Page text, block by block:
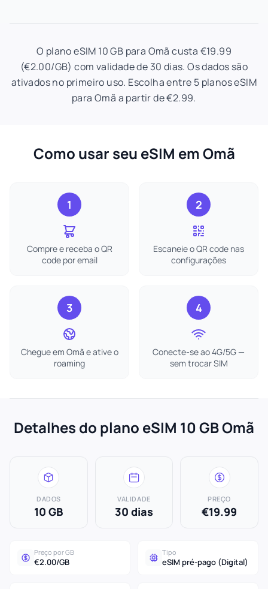
O plano eSIM 10 GB para Omã custa €19.99
(€2.00/GB) com validade de 30 dias. Os dados são
ativados no primeiro uso. Escolha entre 5 planos eSIM
para Omã a partir de €2.99.
Como usar seu eSIM em Omã
1
Compre e receba o QR
code por email
2
Escaneie o QR code nas
configurações
3
Chegue em Omã e ative o
roaming
4
Conecte-se ao 4G/5G —
sem trocar SIM
Detalhes do plano eSIM 10 GB Omã
DADOS
10 GB
VALIDADE
30 dias
PREÇO
€19.99
Preço por GB
€2.00/GB
Tipo
eSIM pré-pago (Digital)